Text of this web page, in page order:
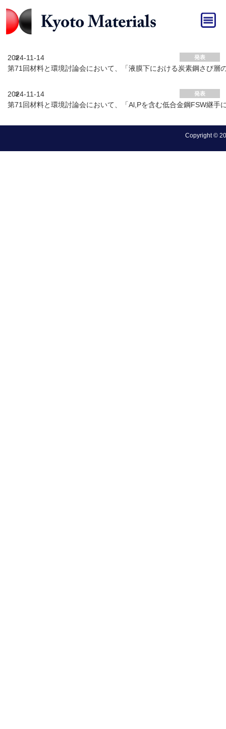
HOME
発表 アーカイブ
2024-11-14 発表
第71回材料と環境討論会において、「液膜下における炭素鋼さび層
2024-11-14 発表
第71回材料と環境討論会において、「Al,Pを含む低合金鋼FSW継
Copyright ©